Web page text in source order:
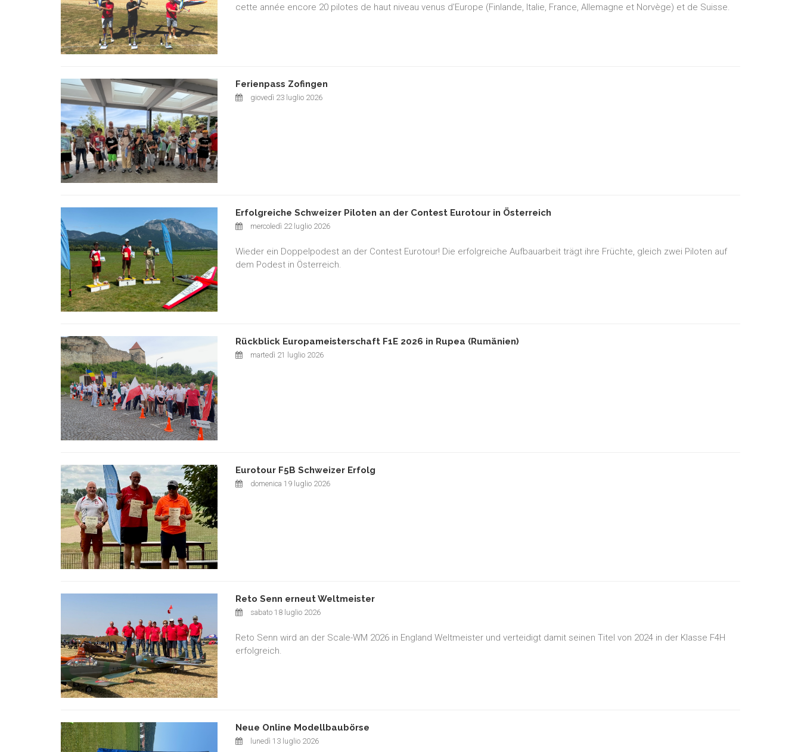
cette année encore 20 pilotes de haut niveau venus d'Europe (Finlande, Italie, France, Allemagne et Norvège) et de Suisse.
Ferienpass Zofingen
giovedì 23 luglio 2026
Erfolgreiche Schweizer Piloten an der Contest Eurotour in Österreich
mercoledì 22 luglio 2026
Wieder ein Doppelpodest an der Contest Eurotour! Die erfolgreiche Aufbauarbeit trägt ihre Früchte, gleich zwei Piloten auf
dem Podest in Österreich.
Rückblick Europameisterschaft F1E 2026 in Rupea (Rumänien)
martedì 21 luglio 2026
Eurotour F5B Schweizer Erfolg
domenica 19 luglio 2026
Reto Senn erneut Weltmeister
sabato 18 luglio 2026
Reto Senn wird an der Scale-WM 2026 in England Weltmeister und verteidigt damit seinen Titel von 2024 in der Klasse F4H
erfolgreich.
Neue Online Modellbaubörse
lunedì 13 luglio 2026